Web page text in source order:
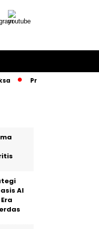
Proyek Iklan Bank BJB
AI